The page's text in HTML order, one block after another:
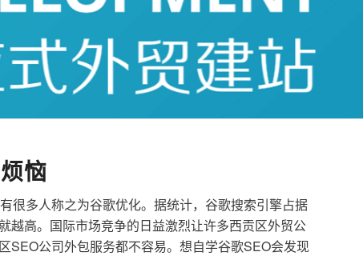
恼
很多人称之为谷歌优化。据统计，谷歌搜索引擎占据
越高。国际市场竞争的日益激烈让许多西贡区外贸公
SEO公司外包服务都不容易。想自学谷歌SEO会发现